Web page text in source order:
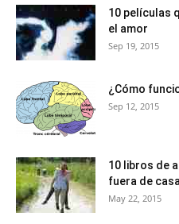
10 películas
el amor
Sep 19, 2015
¿Cómo
Sep 12, 2015
10 libros de
fuera de casa
May 22, 2015